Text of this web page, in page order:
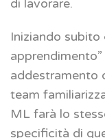
di lavorare.
Iniziando
addestramento
team
ML farà lo
specificità di